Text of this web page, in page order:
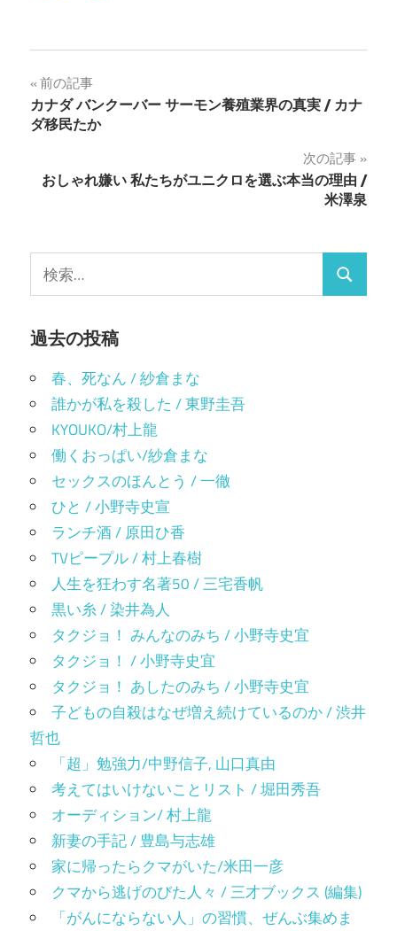
に
リ
ッ
ク
し
て
(新
ド
ウ
で
Twitter
し
ウ
で
投
稿
ビ
ー
シ
ョ
ン
前の記事
カナダ バンクーバー サーモン養殖業界の真実 / カナ
ダ移民たか
次の記事
おしゃれ嫌い 私たちがユニクロを選ぶ本当の理由 /
米澤泉
索:
検
過去の投稿
春、死なん / 紗倉まな
誰かが私を殺した / 東野圭吾
KYOUKO/村上龍
働くおっぱい/紗倉まな
セックスのほんとう / 一徹
ひと / 小野寺史宣
ランチ酒 / 原田ひ香
TVピープル / 村上春樹
人生を狂わす名著50 / 三宅香帆
黒い糸 / 染井為人
タクジョ！ みんなのみち / 小野寺史宜
タクジョ！ / 小野寺史宜
タクジョ！ あしたのみち / 小野寺史宜
子どもの自殺はなぜ増え続けているのか / 渋井
哲也
「超」勉強力/中野信子, 山口真由
考えてはいけないことリスト / 堀田秀吾
オーディション/ 村上龍
新妻の手記 / 豊島与志雄
家に帰ったらクマがいた/米田一彦
クマから逃げのびた人々 / 三才ブックス (編集)
「がんにならない人」の習慣、ぜんぶ集めま